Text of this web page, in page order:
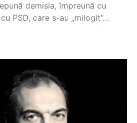
demisia, împreună cu
PSD, care s-au „milogit”…